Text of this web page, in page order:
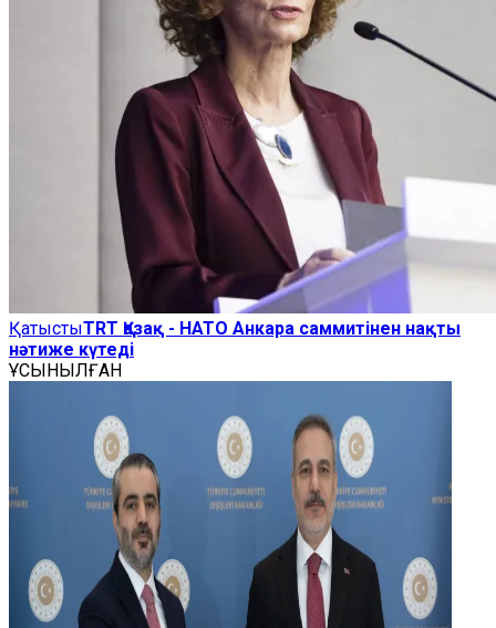
ҚатыстыTRT Қазақ - НАТО Анкара саммитінен нақты
нәтиже күтеді
ҰСЫНЫЛҒАН